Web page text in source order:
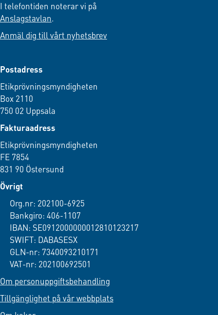
I telefontiden noterar vi på
Anslagstavlan.
Anmäl dig till vårt nyhetsbrev
Postadress
Etikprövningsmyndigheten
Box 2110
750 02 Uppsala
Fakturaadress
Etikprövningsmyndigheten
FE 7854
831 90 Östersund
Övrigt
Org.nr: 202100-6925
Bankgiro: 406-1107
IBAN: SE0912000000012810123217
SWIFT: DABASESX
GLN-nr: 7340093210171
VAT-nr: 202100692501
Om personuppgiftsbehandling
Tillgänglighet på vår webbplats